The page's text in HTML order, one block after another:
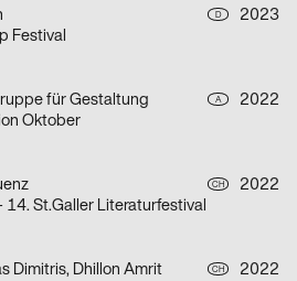
D
2023
Festival
für Gestaltung A
2022
Oktober
CH
2022
14. St.Galler Literaturfestival
Dimitris, Dhillon Amrit CH
2022